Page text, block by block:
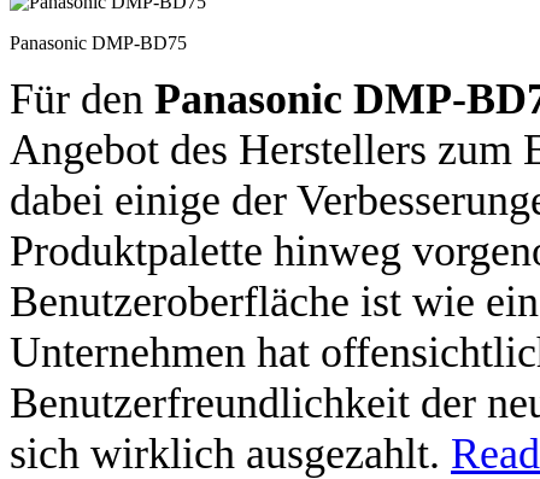
Panasonic DMP-BD75
Für den Panasonic DMP-
Angebot des Herstellers zum
dabei einige der
Produktpalette hinweg
Benutzeroberfläche ist wie
Unternehmen hat
Benutzerfreundlichkeit der
sich wirklich ausgezahlt.